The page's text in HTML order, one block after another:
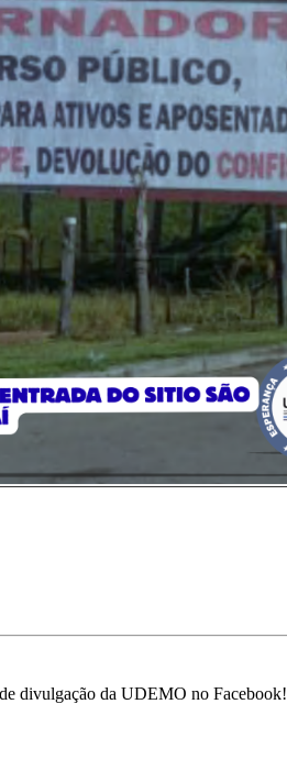
divulgação da UDEMO no Facebook!